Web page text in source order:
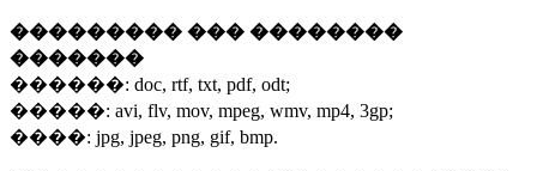
��������� ��� ��������
�������
������: doc, rtf, txt, pdf, odt;
�����: avi, flv, mov, mpeg, wmv, mp4, 3gp;
����: jpg, jpeg, png, gif, bmp.